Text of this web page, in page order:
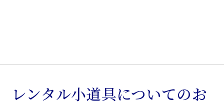
レンタル小道具についてのお